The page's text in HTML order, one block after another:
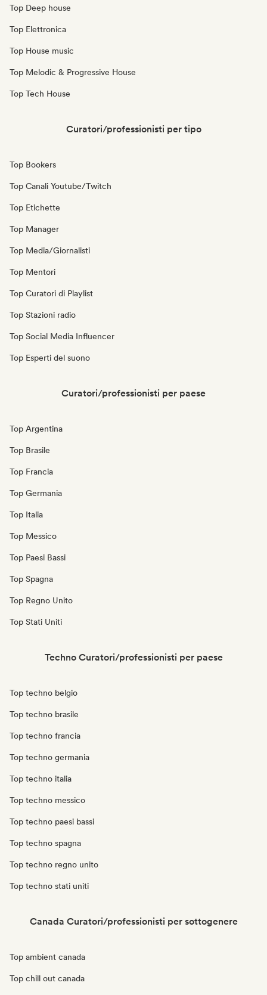
Top Deep house
Top Elettronica
Top House music
Top Melodic & Progressive House
Top Tech House
Curatori/professionisti per tipo
Top Bookers
Top Canali Youtube/Twitch
Top Etichette
Top Manager
Top Media/Giornalisti
Top Mentori
Top Curatori di Playlist
Top Stazioni radio
Top Social Media Influencer
Top Esperti del suono
Curatori/professionisti per paese
Top Argentina
Top Brasile
Top Francia
Top Germania
Top Italia
Top Messico
Top Paesi Bassi
Top Spagna
Top Regno Unito
Top Stati Uniti
Techno Curatori/professionisti per paese
Top techno belgio
Top techno brasile
Top techno francia
Top techno germania
Top techno italia
Top techno messico
Top techno paesi bassi
Top techno spagna
Top techno regno unito
Top techno stati uniti
Canada Curatori/professionisti per sottogenere
Top ambient canada
Top chill out canada